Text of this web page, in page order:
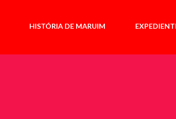
HISTÓRIA DE MARUIM